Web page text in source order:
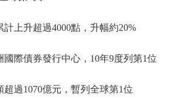
升超過4000點，升幅約20%
際債券發行中心，10年9度列第1位
過1070億元，暫列全球第1位